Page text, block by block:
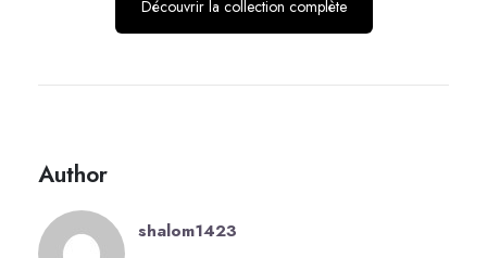
Découvrir la collection complète
Author
shalom1423